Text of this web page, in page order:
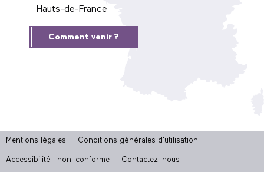
Hauts-de-France
Comment venir ?
Mentions légales Conditions générales d'utilisation
Accessibilité : non-conforme Contactez-nous